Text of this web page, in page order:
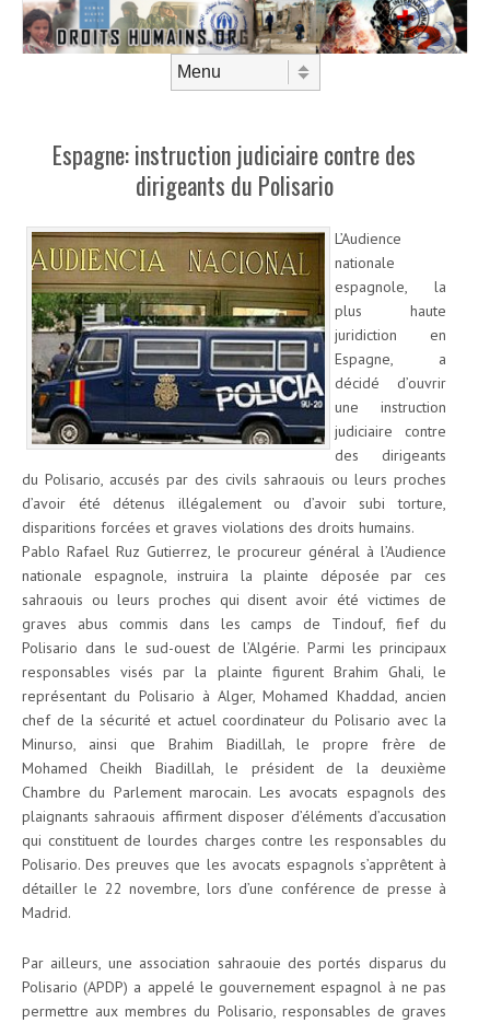
Espagne: instruction judiciaire contre des
dirigeants du Polisario
L’Audience
nationale
espagnole, la
plus haute
juridiction en
Espagne, a
décidé d’ouvrir
une instruction
judiciaire contre
des dirigeants
du Polisario, accusés par des civils sahraouis ou leurs proches
d’avoir été détenus illégalement ou d’avoir subi torture,
disparitions forcées et graves violations des droits humains.
Pablo Rafael Ruz Gutierrez, le procureur général à l’Audience
nationale espagnole, instruira la plainte déposée par ces
sahraouis ou leurs proches qui disent avoir été victimes de
graves abus commis dans les camps de Tindouf, fief du
Polisario dans le sud-ouest de l’Algérie. Parmi les principaux
responsables visés par la plainte figurent Brahim Ghali, le
représentant du Polisario à Alger, Mohamed Khaddad, ancien
chef de la sécurité et actuel coordinateur du Polisario avec la
Minurso, ainsi que Brahim Biadillah, le propre frère de
Mohamed Cheikh Biadillah, le président de la deuxième
Chambre du Parlement marocain. Les avocats espagnols des
plaignants sahraouis affirment disposer d’éléments d’accusation
qui constituent de lourdes charges contre les responsables du
Polisario. Des preuves que les avocats espagnols s’apprêtent à
détailler le 22 novembre, lors d’une conférence de presse à
Madrid.
Par ailleurs, une association sahraouie des portés disparus du
Polisario (APDP) a appelé le gouvernement espagnol à ne pas
permettre aux membres du Polisario, responsables de graves